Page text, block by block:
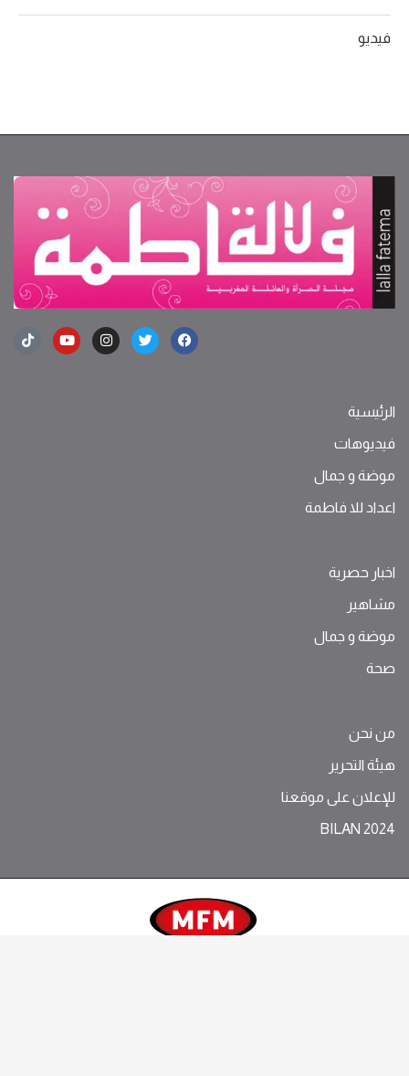
فيديو
الرئيسية
فيديوهات
موضة ‫و‬ ‫‬‫جمال‬
اعداد للا فاطمة
اخبار حصرية
مشاهير
موضة ‫و‬ ‫‬‫جمال‬
صحة
من نحن
هيئة التحرير
للإعلان على موقعنا
BILAN 2024